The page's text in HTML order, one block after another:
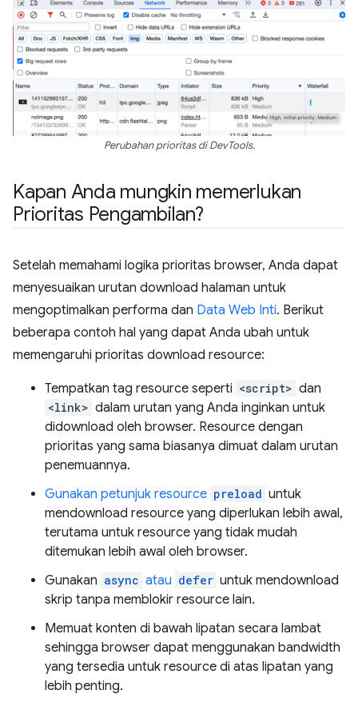
Perubahan prioritas di DevTools.
Kapan Anda mungkin memerlukan
Prioritas Pengambilan?
Setelah memahami logika prioritas browser, Anda dapat
menyesuaikan urutan download halaman untuk
mengoptimalkan performa dan Data Web Inti. Berikut
beberapa contoh hal yang dapat Anda ubah untuk
memengaruhi prioritas download resource:
Tempatkan tag resource seperti <script> dan
<link> dalam urutan yang Anda inginkan untuk
didownload oleh browser. Resource dengan
prioritas yang sama biasanya dimuat dalam urutan
penemuannya.
Gunakan petunjuk resource preload untuk
mendownload resource yang diperlukan lebih awal,
terutama untuk resource yang tidak mudah
ditemukan lebih awal oleh browser.
Gunakan async atau defer untuk mendownload
skrip tanpa memblokir resource lain.
Memuat konten di bawah lipatan secara lambat
sehingga browser dapat menggunakan bandwidth
yang tersedia untuk resource di atas lipatan yang
lebih penting.